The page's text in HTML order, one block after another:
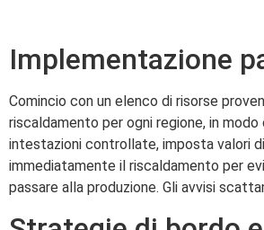
Implementazione
Comincio con un elenco di risorse
riscaldamento per ogni regione, in
intestazioni controllate, imposta valori
immediatamente il riscaldamento per
passare alla produzione. Gli avvisi